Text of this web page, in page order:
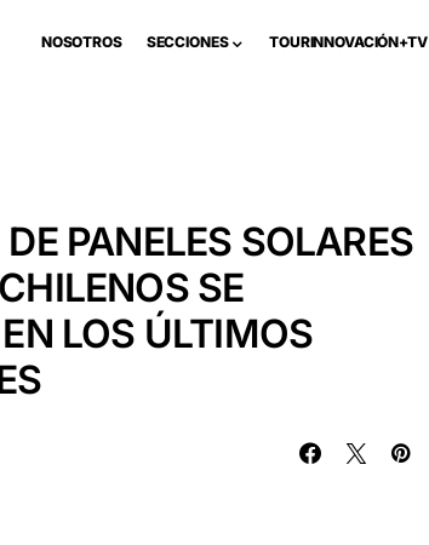
NOSOTROS SECCIONES TOURINNOVACIÓN+TV
PANELES SOLARES
SE
LOS ÚLTIMOS